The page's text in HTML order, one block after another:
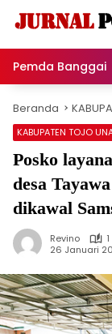
Pemda Banggai
Beranda
KABUPATEN TOJO
Posko
desa
dikawal
Revino
26 Januari